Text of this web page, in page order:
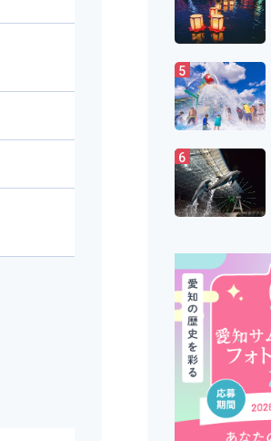
5
6